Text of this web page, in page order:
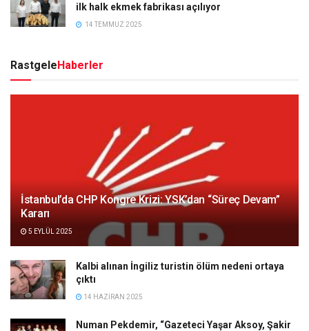
ilk halk ekmek fabrikası açılıyor
14 TEMMUZ 2025
RastgeleHaberler
İstanbul’da CHP Kongre Krizi: YSK’dan “Süreç Devam”
Kararı
5 EYLÜL 2025
Kalbi alınan İngiliz turistin ölüm nedeni ortaya
çıktı
14 HAZIRAN 2025
Numan Pekdemir, “Gazeteci Yaşar Aksoy, Şakir